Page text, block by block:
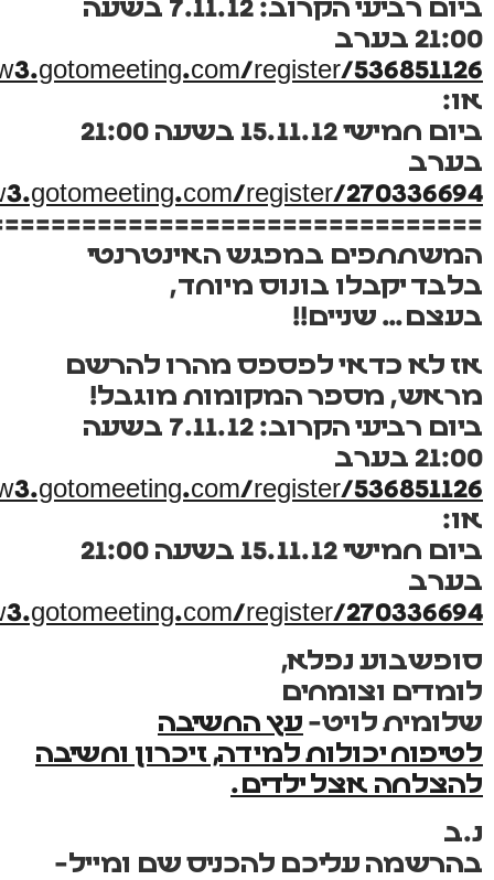
ביום רביעי הקרוב: 7.11.12 בשעה
21:00 בערב
register/536851126
או:
ביום חמישי 15.11.12 בשעה 21:00
בערב
register/270336694
המשתתפים במפגש האינטרנטי
בלבד יקבלו בונוס מיוחד,
בעצם… שניים!!
אז לא כדאי לפספס מהרו להרשם
מראש, מספר המקומות מוגבל!
ביום רביעי הקרוב: 7.11.12 בשעה
21:00 בערב
register/536851126
או:
ביום חמישי 15.11.12 בשעה 21:00
בערב
register/270336694
סופשבוע נפלא,
לומדים וצומחים
שלומית לויט- עץ החשיבה
לטיפוח יכולות למידה, זיכרון וחשיבה
להצלחה אצל ילדים.
נ.ב
בהרשמה עליכם להכניס שם ומייל-